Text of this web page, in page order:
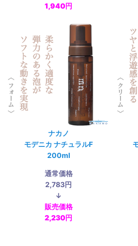
1,940円
ナカノ
モデニカ ナチュラルF
200ml
通常価格
2,783円
↓
販売価格
2,230円